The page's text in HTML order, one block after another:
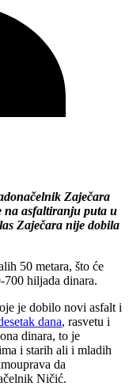
Zaječara
na asfaltiranju puta u
Zaječara nije dobila
50 metara, što će
hiljada dinara.
je dobilo novi asfalt i
dana, rasvetu i
dinara, to je
i starih ali i mladih
da
Ničić.